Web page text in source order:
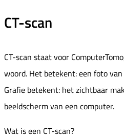
CT-scan
CT-scan staat voor
woord. Het betekent: een foto
Grafie betekent: het zichtbaar
beeldscherm van een computer.
Wat is een CT-scan?